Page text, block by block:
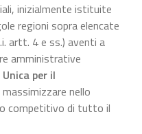
inizialmente istituite
regioni sopra elencate
artt. 4 e ss.) aventi a
amministrative
Unica per il
nello
competitivo di tutto il